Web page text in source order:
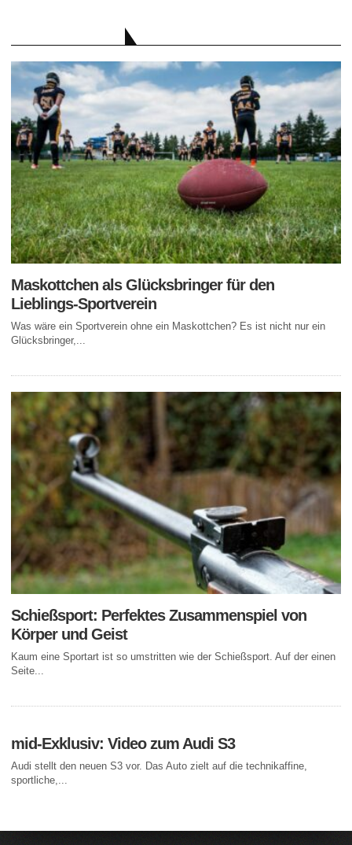
Maskottchen als Glücksbringer für den
Lieblings-Sportverein
Was wäre ein Sportverein ohne ein Maskottchen? Es ist nicht nur ein
Glücksbringer,...
Schießsport: Perfektes Zusammenspiel von
Körper und Geist
Kaum eine Sportart ist so umstritten wie der Schießsport. Auf der einen
Seite...
mid-Exklusiv: Video zum Audi S3
Audi stellt den neuen S3 vor. Das Auto zielt auf die technikaffine,
sportliche,...